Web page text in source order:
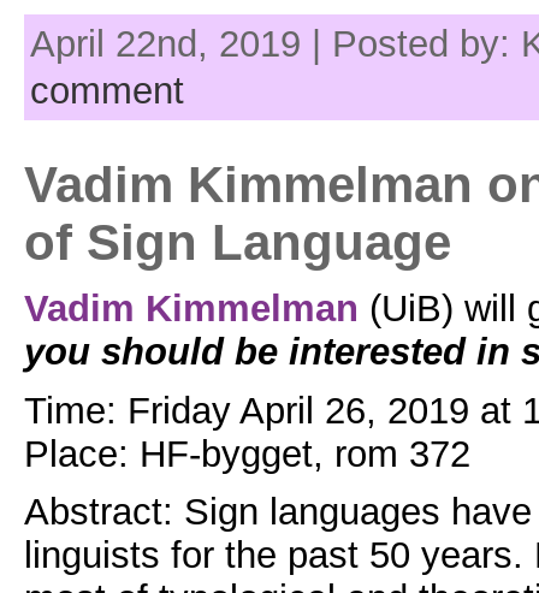
April 22nd, 2019 | Posted by:
comment
Vadim Kimmelman
of Sign Language
Vadim Kimmelman (UiB) will
you should be interested in
Time: Friday April 26, 2019 at
Place: HF-bygget, rom 372
Abstract: Sign languages
linguists for the past 50 years.